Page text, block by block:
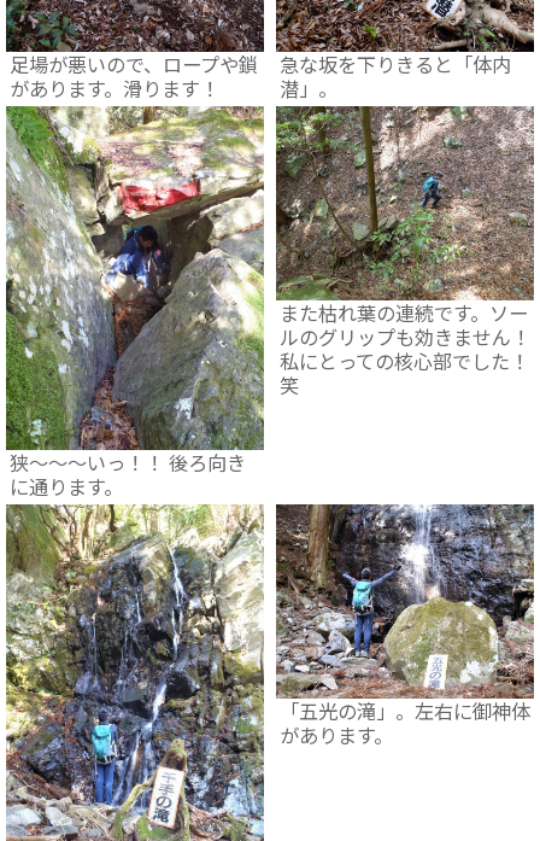
足場が悪いので、ロープや鎖
があります。滑ります！
急な坂を下りきると「体内
潜」。
狭～～～いっ！！ 後ろ向き
に通ります。
また枯れ葉の連続です。ソー
ルのグリップも効きません！
私にとっての核心部でした！
笑
「五光の滝」。左右に御神体
があります。